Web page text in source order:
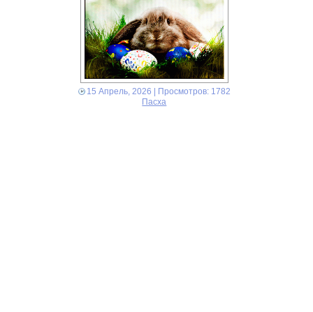
15 Апрель, 2026 | Просмотров: 1782
Пасха